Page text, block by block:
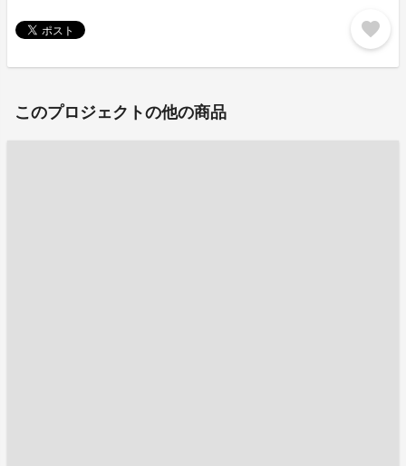
favorite
このプロジェクトの他の商品